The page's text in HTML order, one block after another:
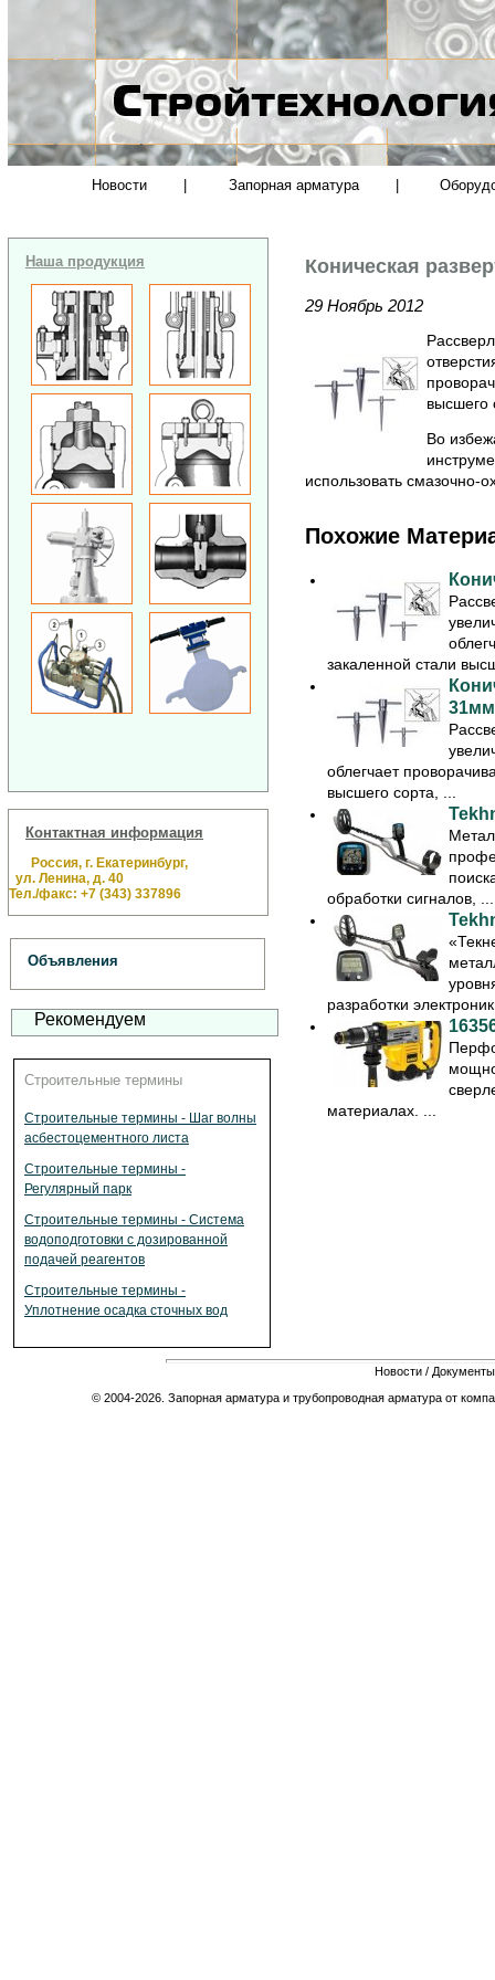
Новости Запорная арматура
Наша продукция
Контактная информация
Россия, г. Екатеринбург,
ул. Ленина, д. 40
Тел./факс: +7 (343) 337896
Объявления
Рекомендуем
Строительные термины
Строительные термины - Шаг волны
асбестоцементного листа
Строительные термины -
Регулярный парк
Строительные термины - Система
водоподготовки с дозированной
подачей реагентов
Строительные термины -
Уплотнение осадка сточных вод
Коническая
29 Ноябрь 2012
высшего
Во
использовать
Похожие
закаленной стали
облегчает
высшего сорта, ...
обработки сигналов, ...
разработки
материалах. ...
Новости / Документы
© 2004-2026. Запорная арматура и трубопроводная арматура от